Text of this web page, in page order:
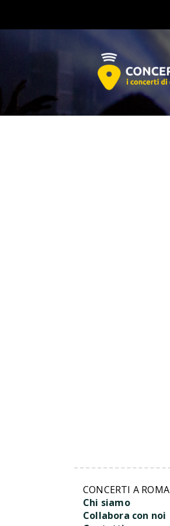
CONCERTI A ROMA
Chi siamo
Collabora con noi